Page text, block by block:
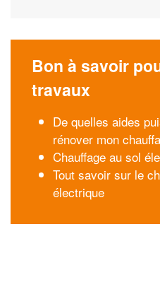
Bon à savoir
travaux
De quelles aides
rénover mon
Chauffage au sol
Tout savoir sur le
électrique